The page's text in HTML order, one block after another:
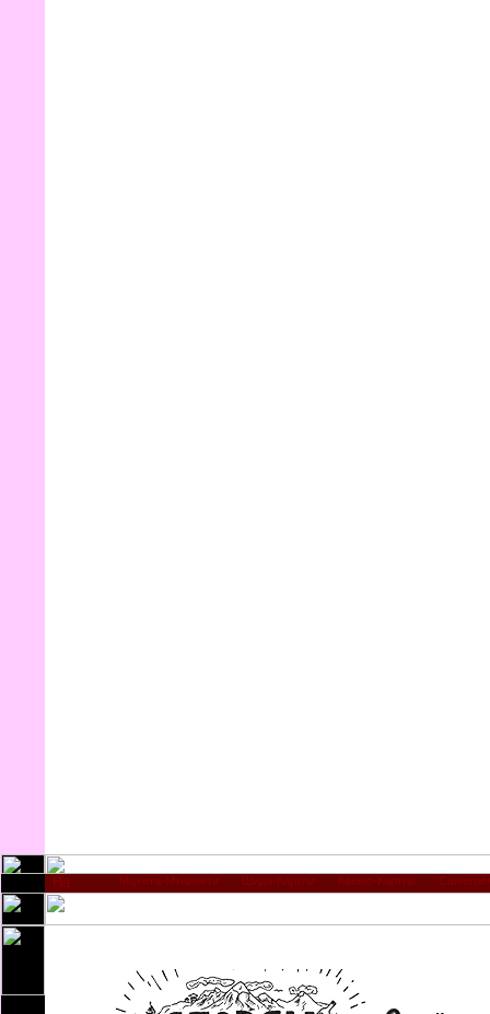
Мцхета-Мтианети Шида-Картли Квемо-Картли